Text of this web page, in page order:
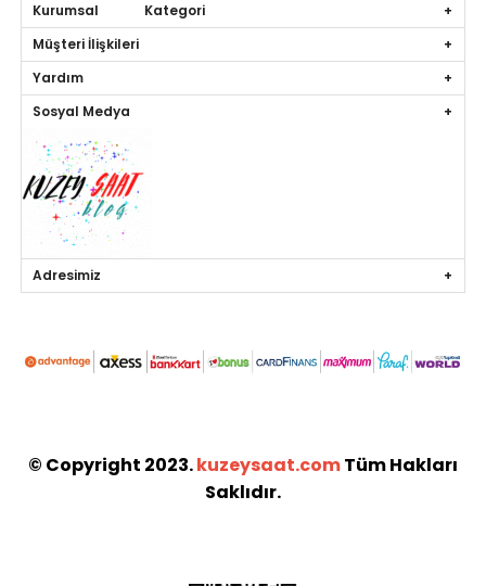
Kurumsal Kategori
Müşteri İlişkileri
Yardım
Sosyal Medya
Adresimiz
© Copyright 2023.kuzeysaat.comTüm Hakları
Saklıdır.